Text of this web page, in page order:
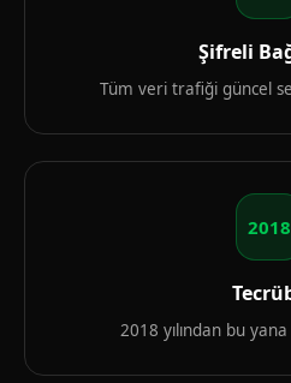
Şifreli
Tüm veri trafiği güncel
2018
2018 yılından bu